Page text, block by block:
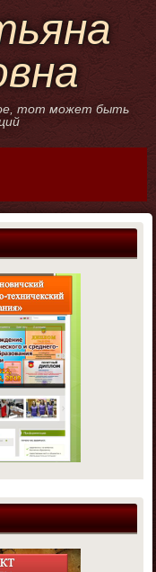
тот может быть